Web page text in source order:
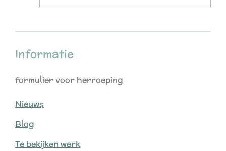
Informatie
formulier voor herroeping
Nieuws
Blog
Te bekijken werk